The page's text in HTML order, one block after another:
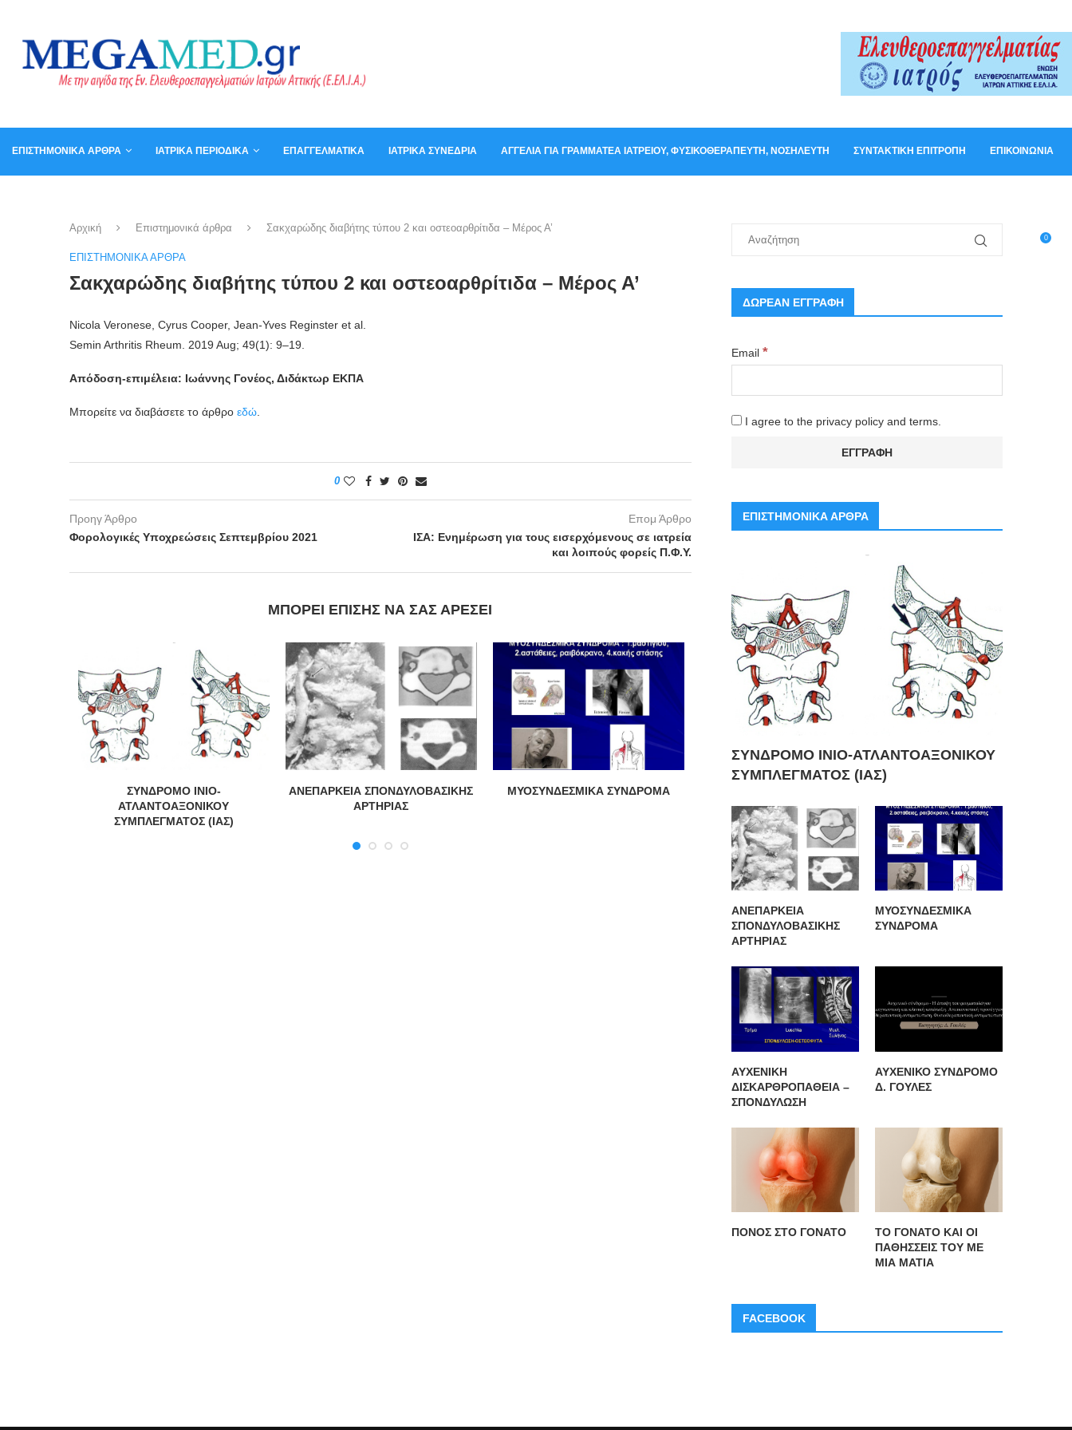
ΕΠΙΣΤΗΜΟΝΙΚΆ ΆΡΘΡΑ ΙΑΤΡΙΚΆ ΠΕΡΙΟΔΙΚΆ ΕΠΑΓΓΕΛΜΑΤΙΚΆ ΙΑΤΡΙΚΆ ΣΥΝΈΔΡΙΑ ΑΓΓΕΛΊΑ ΓΙΑ ΓΡΑΜΜΑΤΈΑ ΙΑΤΡΕΊΟΥ, ΦΥΣΙΚΟΘΕΡΑΠΕΥΤΉ, ΝΟΣΗΛΕΥΤΉ ΣΥΝΤΑΚΤΙΚΉ ΕΠΙΤΡΟΠΉ ΕΠΙΚΟΙΝΩΝΊΑ
0
Αρχική Επιστημονικά άρθρα Σακχαρώδης διαβήτης τύπου 2 και οστεοαρθρίτιδα – Μέρος Α’
ΕΠΙΣΤΗΜΟΝΙΚΆ ΆΡΘΡΑ
Σακχαρώδης διαβήτης τύπου 2 και οστεοαρθρίτιδα – Μέρος Α’
Nicola Veronese, Cyrus Cooper, Jean-Yves Reginster et al.
Semin Arthritis Rheum. 2019 Aug; 49(1): 9–19.
Απόδοση-επιμέλεια: Ιωάννης Γονέος, Διδάκτωρ ΕΚΠΑ
Μπορείτε να διαβάσετε το άρθρο εδώ
0
Προηγ Άρθρο
Φορολογικές Υποχρεώσεις Σεπτεμβρίου 2021
Επομ Άρθρο
ΙΣΑ: Ενημέρωση για τους εισερχόμενους σε ιατρεία
και λοιπούς φορείς Π.Φ.Υ.
ΜΠΟΡΕΊ ΕΠΊΣΗΣ ΝΑ ΣΑΣ ΑΡΈΣΕΙ
ΣΥΝΔΡΟΜΟ ΙΝΙΟ-
ΑΤΛΑΝΤΟΑΞΟΝΙΚΟΥ
ΣΥΜΠΛΕΓΜΑΤΟΣ (ΙΑΣ)
ΑΝΕΠΑΡΚΕΙΑ ΣΠΟΝΔΥΛΟΒΑΣΙΚΗΣ
ΑΡΤΗΡΙΑΣ
ΜΥΟΣΥΝΔΕΣΜΙΚΑ ΣΥΝΔΡΟΜΑ
ΣΠΟΝΔΥΛΩΣΗ
ΔΩΡΕΑΝ ΕΓΓΡΑΦΗ
Email *
I agree to the privacy policy and terms.
ΕΠΙΣΤΗΜΟΝΙΚΑ ΑΡΘΡΑ
ΣΥΝΔΡΟΜΟ ΙΝΙΟ-ΑΤΛΑΝΤΟΑΞΟΝΙΚΟΥ
ΣΥΜΠΛΕΓΜΑΤΟΣ (ΙΑΣ)
ΑΝΕΠΑΡΚΕΙΑ
ΣΠΟΝΔΥΛΟΒΑΣΙΚΗΣ
ΑΡΤΗΡΙΑΣ
ΜΥΟΣΥΝΔΕΣΜΙΚΑ
ΣΥΝΔΡΟΜΑ
ΑΥΧΕΝΙΚΗ
ΔΙΣΚΑΡΘΡΟΠΑΘΕΙΑ –
ΣΠΟΝΔΥΛΩΣΗ
ΑΥΧΕΝΙΚΟ ΣΥΝΔΡΟΜΟ
Δ. ΓΟΥΛΕΣ
ΠΟΝΟΣ ΣΤΟ ΓΟΝΑΤΟ
ΤΟ ΓΟΝΑΤΟ ΚΑΙ ΟΙ
ΠΑΘΗΣΣΕΙΣ ΤΟΥ ΜΕ
ΜΙΑ ΜΑΤΙΑ
FACEBOOK